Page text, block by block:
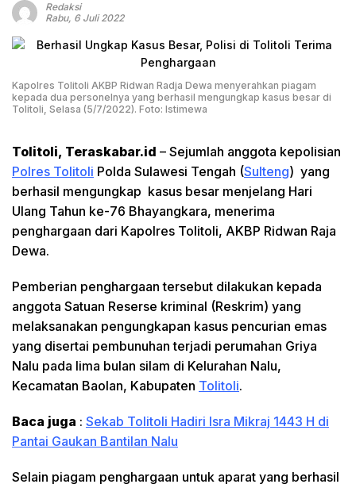
Redaksi
Rabu, 6 Juli 2022
Kapolres Tolitoli AKBP Ridwan Radja Dewa menyerahkan piagam
kepada dua personelnya yang berhasil mengungkap kasus besar di
Tolitoli, Selasa (5/7/2022). Foto: Istimewa
Tolitoli, Teraskabar.id – Sejumlah anggota kepolisian
Polres Tolitoli Polda Sulawesi Tengah (Sulteng) yang
berhasil mengungkap kasus besar menjelang Hari
Ulang Tahun ke-76 Bhayangkara, menerima
penghargaan dari Kapolres Tolitoli, AKBP Ridwan Raja
Dewa.
Pemberian penghargaan tersebut dilakukan kepada
anggota Satuan Reserse kriminal (Reskrim) yang
melaksanakan pengungkapan kasus pencurian emas
yang disertai pembunuhan terjadi perumahan Griya
Nalu pada lima bulan silam di Kelurahan Nalu,
Kecamatan Baolan, Kabupaten Tolitoli.
Baca juga : Sekab Tolitoli Hadiri Isra Mikraj 1443 H di
Pantai Gaukan Bantilan Nalu
Selain piagam penghargaan untuk aparat yang berhasil